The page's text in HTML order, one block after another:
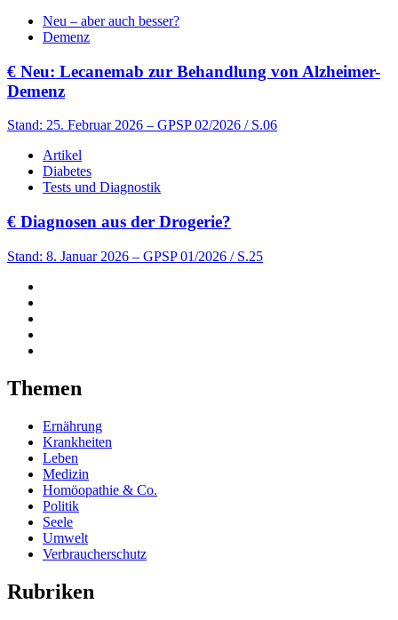
Neu – aber auch besser?
Demenz
€ Neu: Lecanemab zur Behandlung von Alzheimer-
Demenz
Stand: 25. Februar 2026 – GPSP 02/2026 / S.06
Artikel
Diabetes
Tests und Diagnostik
€ Diagnosen aus der Drogerie?
Stand: 8. Januar 2026 – GPSP 01/2026 / S.25
Themen
Ernährung
Krankheiten
Leben
Medizin
Homöopathie & Co.
Politik
Seele
Umwelt
Verbraucherschutz
Rubriken